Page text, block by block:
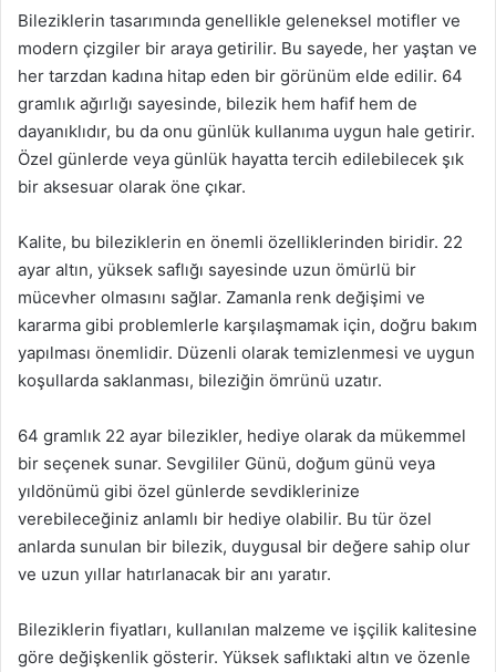
Bileziklerin tasarımında genellikle geleneksel motifler ve
modern çizgiler bir araya getirilir. Bu sayede, her yaştan ve
her tarzdan kadına hitap eden bir görünüm elde edilir. 64
gramlık ağırlığı sayesinde, bilezik hem hafif hem de
dayanıklıdır, bu da onu günlük kullanıma uygun hale getirir.
Özel günlerde veya günlük hayatta tercih edilebilecek şık
bir aksesuar olarak öne çıkar.
Kalite, bu bileziklerin en önemli özelliklerinden biridir. 22
ayar altın, yüksek saflığı sayesinde uzun ömürlü bir
mücevher olmasını sağlar. Zamanla renk değişimi ve
kararma gibi problemlerle karşılaşmamak için, doğru bakım
yapılması önemlidir. Düzenli olarak temizlenmesi ve uygun
koşullarda saklanması, bileziğin ömrünü uzatır.
64 gramlık 22 ayar bilezikler, hediye olarak da mükemmel
bir seçenek sunar. Sevgililer Günü, doğum günü veya
yıldönümü gibi özel günlerde sevdiklerinize
verebileceğiniz anlamlı bir hediye olabilir. Bu tür özel
anlarda sunulan bir bilezik, duygusal bir değere sahip olur
ve uzun yıllar hatırlanacak bir anı yaratır.
Bileziklerin fiyatları, kullanılan malzeme ve işçilik kalitesine
göre değişkenlik gösterir. Yüksek saflıktaki altın ve özenle